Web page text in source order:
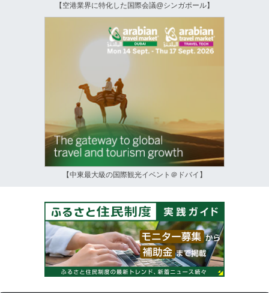
【空港業界に特化した国際会議@シンガポール】
【中東最大級の国際観光イベント＠ドバイ】